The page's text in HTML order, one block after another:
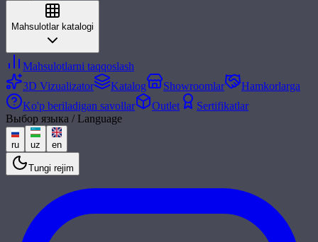
Mahsulotlar katalogi
Mahsulotlarni taqqoslash
3D Vizualizator
Katalog Showroomlar
Hamkorlarga
Ko'p beriladigan savollar
Outlet
Sertifikatlar
Выбор языка / Language
ru uz en
Tungi rejim